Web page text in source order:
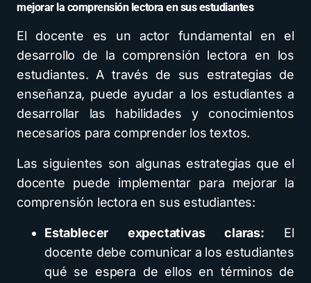
mejorar la comprensión lectora en sus estudiantes
El docente es un actor fundamental en el
desarrollo de la comprensión lectora en los
estudiantes. A través de sus estrategias de
enseñanza, puede ayudar a los estudiantes a
desarrollar las habilidades y conocimientos
necesarios para comprender los textos.
Las siguientes son algunas estrategias que el
docente puede implementar para mejorar la
comprensión lectora en sus estudiantes:
Establecer expectativas claras: El
docente debe comunicar a los estudiantes
qué se espera de ellos en términos de